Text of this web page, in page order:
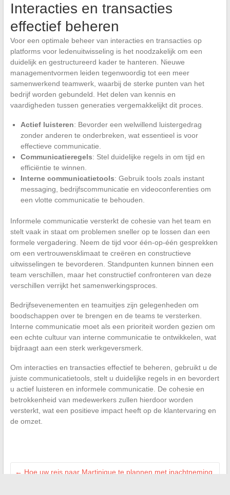
Interacties en transacties
effectief beheren
Voor een optimale beheer van interacties en transacties op
platforms voor ledenuitwisseling is het noodzakelijk om een
duidelijk en gestructureerd kader te hanteren. Nieuwe
managementvormen leiden tegenwoordig tot een meer
samenwerkend teamwerk, waarbij de sterke punten van het
bedrijf worden gebundeld. Het delen van kennis en
vaardigheden tussen generaties vergemakkelijkt dit proces.
Actief luisteren: Bevorder een welwillend luistergedrag
zonder anderen te onderbreken, wat essentieel is voor
effectieve communicatie.
Communicatieregels: Stel duidelijke regels in om tijd en
efficiëntie te winnen.
Interne communicatietools: Gebruik tools zoals instant
messaging, bedrijfscommunicatie en videoconferenties om
een vlotte communicatie te behouden.
Informele communicatie versterkt de cohesie van het team en
stelt vaak in staat om problemen sneller op te lossen dan een
formele vergadering. Neem de tijd voor één-op-één gesprekken
om een vertrouwensklimaat te creëren en constructieve
uitwisselingen te bevorderen. Standpunten kunnen binnen een
team verschillen, maar het constructief confronteren van deze
verschillen verrijkt het samenwerkingsproces.
Bedrijfsevenementen en teamuitjes zijn gelegenheden om
boodschappen over te brengen en de teams te versterken.
Interne communicatie moet als een prioriteit worden gezien om
een echte cultuur van interne communicatie te ontwikkelen, wat
bijdraagt aan een sterk werkgeversmerk.
Om interacties en transacties effectief te beheren, gebruikt u de
juiste communicatietools, stelt u duidelijke regels in en bevordert
u actief luisteren en informele communicatie. De cohesie en
betrokkenheid van medewerkers zullen hierdoor worden
versterkt, wat een positieve impact heeft op de klantervaring en
de omzet.
← Hoe uw reis naar Martinique te plannen met inachtneming